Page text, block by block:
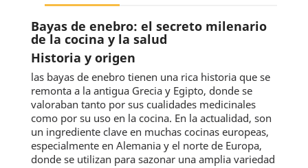
Bayas de enebro: el secreto milenario
de la cocina y la salud
Historia y origen
las bayas de enebro tienen una rica historia que se
remonta a la antigua Grecia y Egipto, donde se
valoraban tanto por sus cualidades medicinales
como por su uso en la cocina. En la actualidad, son
un ingrediente clave en muchas cocinas europeas,
especialmente en Alemania y el norte de Europa,
donde se utilizan para sazonar una amplia variedad